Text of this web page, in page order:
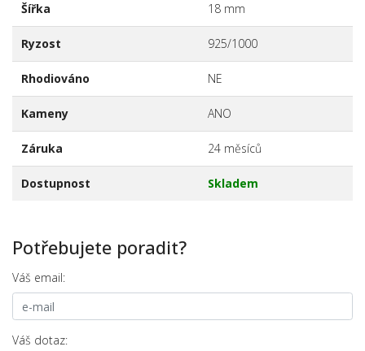
Šířka 18 mm
Ryzost 925/1000
Rhodiováno NE
Kameny ANO
Záruka 24 měsíců
Dostupnost Skladem
Potřebujete poradit?
Váš email:
Váš dotaz: